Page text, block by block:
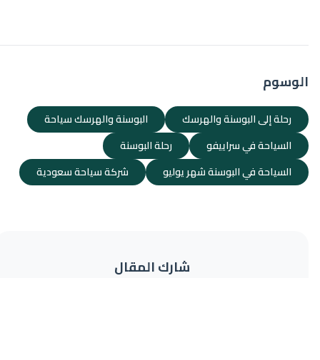
الوسوم
رحلة إلى البوسنة والهرسك
البوسنة والهرسك سياحة
السياحة في سراييفو
رحلة البوسنة
السياحة في البوسنة شهر يوليو
شركة سياحة سعودية
شارك المقال